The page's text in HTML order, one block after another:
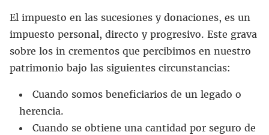
El impuesto en las sucesiones y donaciones, es un
impuesto personal, directo y progresivo. Este grava
sobre los in crementos que percibimos en nuestro
patrimonio bajo las siguientes circunstancias:
Cuando somos beneficiarios de un legado o
herencia.
Cuando se obtiene una cantidad por seguro de